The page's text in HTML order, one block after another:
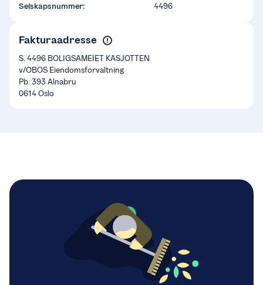
Selskapsnummer: 4496
Fakturaadresse
S. 4496 BOLIGSAMEIET KASJOTTEN
v/OBOS Eiendomsforvaltning
Pb. 393 Alnabru
0614 Oslo